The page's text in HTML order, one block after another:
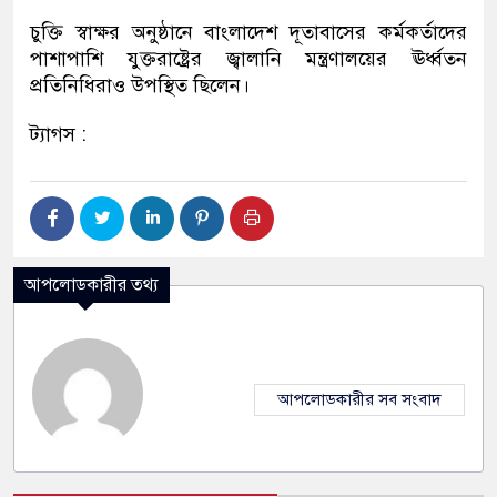
চুক্তি স্বাক্ষর অনুষ্ঠানে বাংলাদেশ দূতাবাসের কর্মকর্তাদের
পাশাপাশি যুক্তরাষ্ট্রের জ্বালানি মন্ত্রণালয়ের ঊর্ধ্বতন
প্রতিনিধিরাও উপস্থিত ছিলেন।
ট্যাগস :
আপলোডকারীর তথ্য
আপলোডকারীর সব সংবাদ